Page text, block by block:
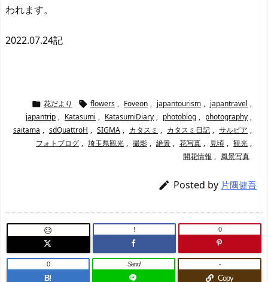
われます。
2022.07.24記
 花だより  flowers , Foveon , japantourism , japantravel ,
japantrip , Katasumi , KatasumiDiary , photoblog , photography ,
saitama , sdQuattroH , SIGMA , カタスミ , カタスミ日記 , サルビア ,
フォトブログ , 埼玉県観光 , 撮影 , 絶景 , 花写真 , 見頃 , 観光 ,
開花情報 , 風景写真
 Posted by 片隅健吾
 ! 0
B!
0 Send
Copy
-